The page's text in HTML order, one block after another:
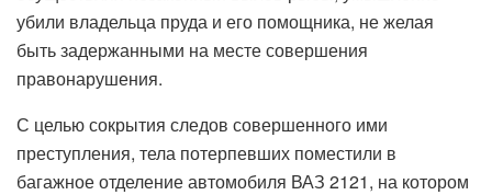
убили владельца пруда и его помощника, не желая
быть задержанными на месте совершения
правонарушения.
С целью сокрытия следов совершенного ими
преступления, тела потерпевших поместили в
багажное отделение автомобиля ВАЗ 2121, на котором